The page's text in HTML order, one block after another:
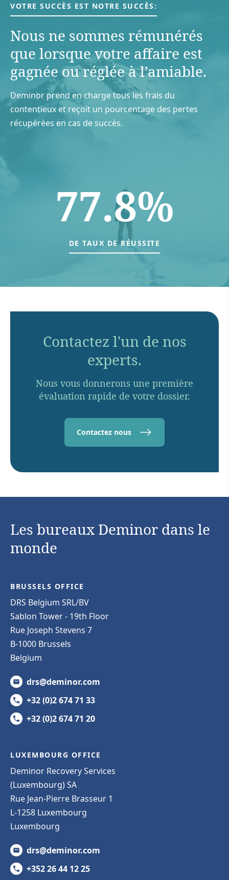
VOTRE SUCCÈS EST NOTRE SUCCÈS:
Nous ne sommes rémunérés
que lorsque votre aﬀaire est
gagnée ou réglée à l’amiable.
Deminor prend en charge tous les frais du
contentieux et reçoit un pourcentage des pertes
récupérées en cas de succès.
77.8%
DE TAUX DE RÉUSSITE
Contactez l'un de nos
experts.
Nous vous donnerons une première
évaluation rapide de votre dossier.
Contactez nous
Les bureaux Deminor dans le
monde
BRUSSELS OFFICE
DRS Belgium SRL/BV
Sablon Tower - 19th Floor
Rue Joseph Stevens 7
B-1000 Brussels
Belgium
drs@deminor.com
+32 (0)2 674 71 33
+32 (0)2 674 71 20
LUXEMBOURG OFFICE
Deminor Recovery Services
(Luxembourg) SA
Rue Jean-Pierre Brasseur 1
L-1258 Luxembourg
Luxembourg
drs@deminor.com
+352 26 44 12 25